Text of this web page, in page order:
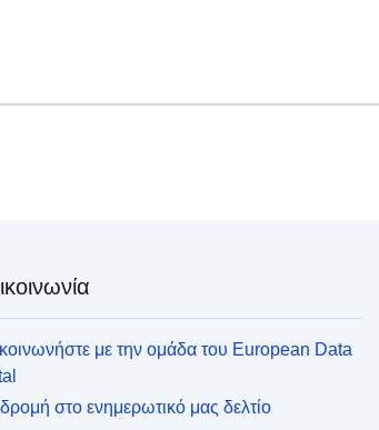
με την ομάδα του European Data
στο ενημερωτικό μας δελτίο